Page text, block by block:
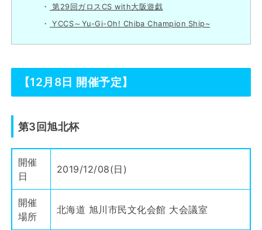
第29回ガロスCS with大阪遊戯
YCCS～Yu-Gi-Oh! Chiba Champion Ship~
【12月8日 開催予定】
第3回旭北杯
開催
日
2019/12/08(日)
開催
場所
北海道 旭川市民文化会館 大会議室